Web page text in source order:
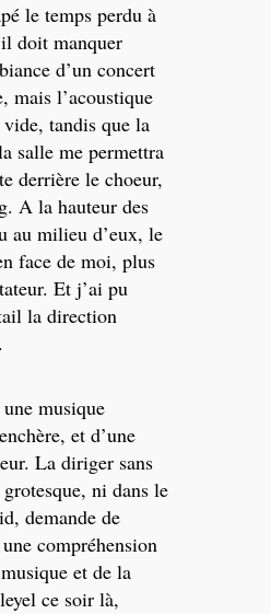
le temps perdu à
doit manquer
d’un concert
mais l’acoustique
vide, tandis que la
salle me permettra
derrière le choeur,
A la hauteur des
au milieu d’eux, le
face de moi, plus
Et j’ai pu
la direction
musique
et d’une
La diriger sans
ni dans le
demande de
compréhension
et de la
ce soir là,